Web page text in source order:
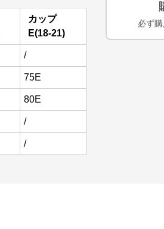
カップ
E(18-21)
/
75E
80E
/
/
必ず